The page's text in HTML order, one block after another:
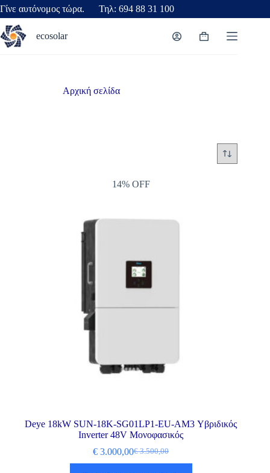
Γίνε αυτόνομος τώρα. Τηλ: 694 88 31 100
ecosolar
Αρχική σελίδα
14% OFF
Deye 18kW SUN-18K-SG01LP1-EU-AM3 Υβριδικός
Inverter 48V Μονοφασικός
€3.500,00
€ 3.000,00